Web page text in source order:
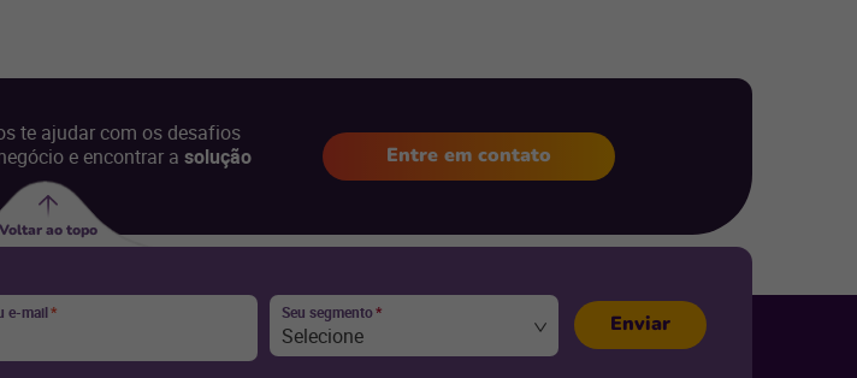
te ajudar com os desafios
e encontrar a solução
Entre em contato
Voltar ao topo
e-mail* Seu segmento*
Selecione Enviar